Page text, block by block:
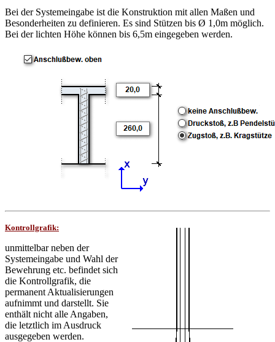
Bei der Systemeingabe ist die Konstruktion mit allen Maßen und
Besonderheiten zu definieren. Es sind Stützen bis Ø 1,0m möglich.
Bei der lichten Höhe können bis 6,5m eingegeben werden.
Kontrollgrafik:
unmittelbar neben der
Systemeingabe und Wahl der
Bewehrung etc. befindet sich
die Kontrollgrafik, die
permanent Aktualisierungen
aufnimmt und darstellt. Sie
enthält nicht alle Angaben,
die letztlich im Ausdruck
ausgegeben werden.